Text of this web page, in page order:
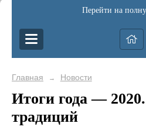
Перейти на
Главная → Новости
Итоги года —
традиций